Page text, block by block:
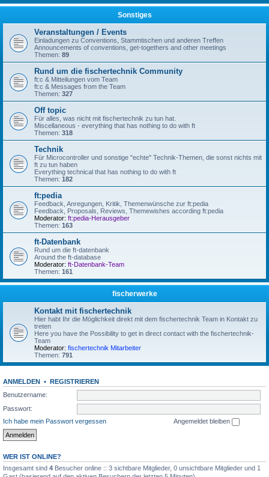
Sonstiges
Veranstaltungen / Events
Einladungen zu Conventions, Stammtischen und anderen Treffen
Announcements of conventions, get-togethers and other meetings
Themen: 89
Rund um die fischertechnik Community
ft:c & Mitteilungen vom Team
ft:c & Messages from the Team
Themen: 327
Off topic
Für alles, was nicht mit fischertechnik zu tun hat.
Miscellaneous - everything that has nothing to do with ft
Themen: 318
Technik
Für Microcontroller und sonstige "echte" Technik-Themen, die sonst nichts mit
ft zu tun haben
Everything technical that has nothing to do with ft
Themen: 182
ft:pedia
Feedback, Anregungen, Kritik, Themenwünsche zur ft:pedia
Feedback, Proposals, Reviews, Themewishes according ft:pedia
Moderator: ft:pedia-Herausgeber
Themen: 163
ft-Datenbank
Rund um die ft-datenbank
Around the ft-database
Moderator: ft-Datenbank-Team
Themen: 161
fischerwerke
Kontakt mit fischertechnik
Hier habt Ihr die Möglichkeit direkt mit dem fischertechnik Team in Kontakt zu
treten
Here you have the Possibility to get in direct contact with the fischertechnik-
Team
Moderator: fischertechnik Mitarbeiter
Themen: 791
ANMELDEN • REGISTRIEREN
Benutzername:
Passwort:
Ich habe mein Passwort vergessen
Angemeldet bleiben
WER IST ONLINE?
Insgesamt sind 4 Besucher online :: 3 sichtbare Mitglieder, 0 unsichtbare Mitglieder und 1